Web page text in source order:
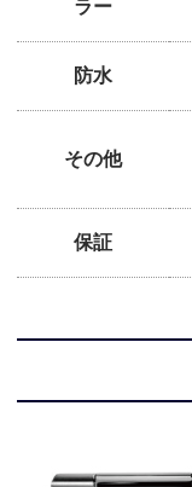
ラー
防水
その他
保証